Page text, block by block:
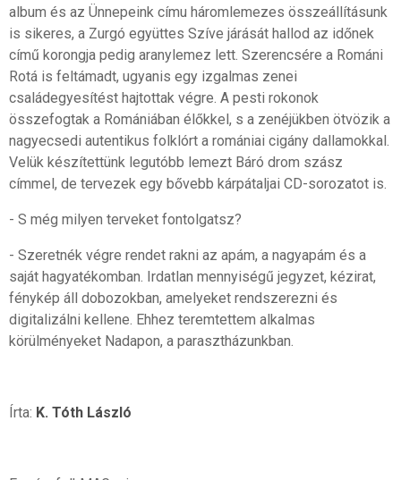
album és az Ünnepeink címu háromlemezes összeállításunk
is sikeres, a Zurgó együttes Szíve járását hallod az időnek
című korongja pedig aranylemez lett. Szerencsére a Románi
Rotá is feltámadt, ugyanis egy izgalmas zenei
családegyesítést hajtottak végre. A pesti rokonok
összefogtak a Romániában élőkkel, s a zenéjükben ötvözik a
nagyecsedi autentikus folklórt a romániai cigány dallamokkal.
Velük készítettünk legutóbb lemezt Báró drom szász
címmel, de tervezek egy bővebb kárpátaljai CD-sorozatot is.
- S még milyen terveket fontolgatsz?
- Szeretnék végre rendet rakni az apám, a nagyapám és a
saját hagyatékomban. Irdatlan mennyiségű jegyzet, kézirat,
fénykép áll dobozokban, amelyeket rendszerezni és
digitalizálni kellene. Ehhez teremtettem alkalmas
körülményeket Nadapon, a parasztházunkban.
Írta: K. Tóth László